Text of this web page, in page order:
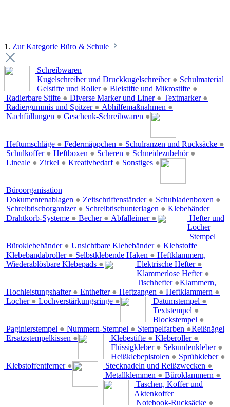
1. Zur Kategorie Büro & Schule
Schreibwaren
Kugelschreiber und Druckkugelschreiber ●
Gelstifte und Roller ● Bleistifte und Mikrostifte ●
Radierbare Stifte ● Diverse Marker und Liner ● Textmarker ●
Radiergummis und Spitzer ● Abhilfemaßnahmen ●
Nachfüllungen ● Geschenk-Schreibwaren ●
Schulmaterial
Heftumschläge ● Federmäppchen ● Schulranzen und Rucksäcke ●
Schulkoffer ● Heftboxen ● Scheren ● Schneidezubehör ●
Lineale ● Zirkel ● Kreativbedarf ● Sonstiges ●
Büroorganisation
Dokumentenablagen ● Zeitschriftenständer ● Schubladenboxen ●
Schreibtischorganizer ● Schreibtischunterlagen ●
Drahtkorb-Systeme ● Becher ● Abfalleimer ●
Klebebänder
Büroklebebänder ● Unsichtbare Klebebänder ●
Klebebandabroller ● Selbstklebende Haken ●
Wiederablösbare Klebepads ●
Hefter und
Locher
Elektrische Hefter ●
Klammerlose Hefter ●
Tischhefter ●
Hochleistungshafter ● Enthefter ● Heftzangen ● Heftklammern ●
Locher ● Lochverstärkungsringe ●
Stempel
Datumstempel ●
Textstempel ●
Blockstempel ●
Paginierstempel ● Nummern-Stempel ● Stempelfarben ●
Ersatzstempelkissen ●
Klebstoffe
Klebestifte ● Kleberoller ●
Flüssigkleber ● Sekundenkleber ●
Heißklebepistolen ● Sprühkleber ●
Klebstoffentferner ●
Heftklammern,
Klammern,
Reißnägel
Stecknadeln und Reißzwecken ●
Metallklemmen ● Büroklammern ●
Taschen, Koffer und
Aktenkoffer
Notebook-Rucksäcke ●